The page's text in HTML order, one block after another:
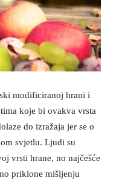
modificiranoj hrani i
koje bi ovakva vrsta
do izražaja jer se o
svjetlu. Ljudi su
vrsti hrane, no najčešće
priklone mišljenju